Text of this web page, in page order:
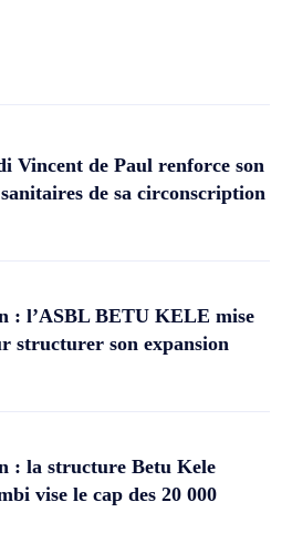
Vincent de Paul renforce son
de sa circonscription
: l’ASBL BETU KELE mise
structurer son expansion
: la structure Betu Kele
vise le cap des 20 000